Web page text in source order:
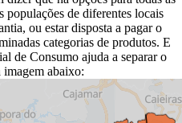
populações de diferentes locais
ou estar disposta a pagar o
categorias de produtos. E
de Consumo ajuda a separar o
abaixo: